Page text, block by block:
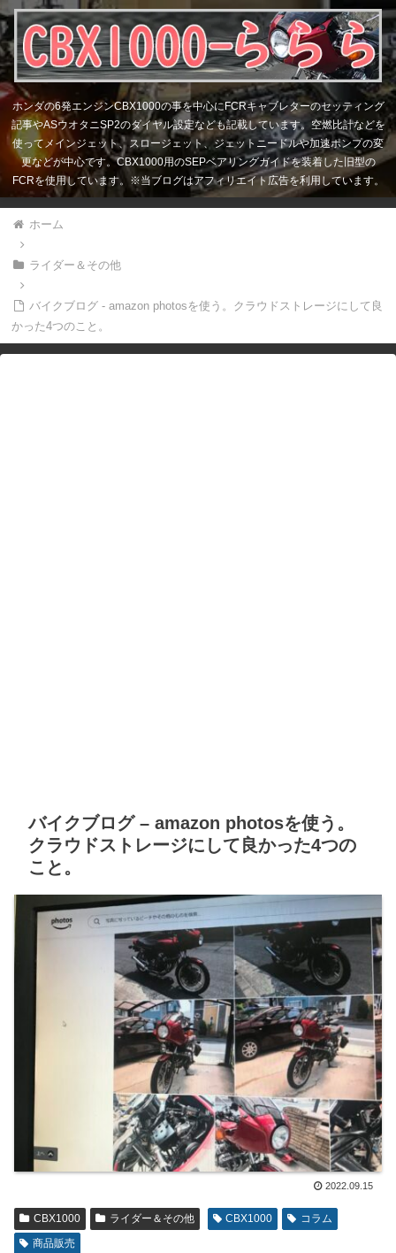
ホンダの6発エンジンCBX1000の事を中心にFCRキャブレターのセッティング
記事やASウオタニSP2のダイヤル設定なども記載しています。空燃比計などを
使ってメインジェット、スロージェット、ジェットニードルや加速ポンプの変
更などが中心です。CBX1000用のSEPベアリングガイドを装着した旧型の
FCRを使用しています。※当ブログはアフィリエイト広告を利用しています。
ホーム
ライダー＆その他
バイクブログ - amazon photosを使う。クラウドストレージにして良
かった4つのこと。
バイクブログ – amazon photosを使う。
クラウドストレージにして良かった4つの
こと。
2022.09.15
CBX1000 ライダー＆その他 CBX1000
コラム
商品販売